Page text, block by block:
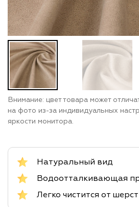
Внимание: цвет товара может
на фото из-за индивидуальных
яркости монитора.
Натуральный вид
Водоотталкивающая
Легко чистится от